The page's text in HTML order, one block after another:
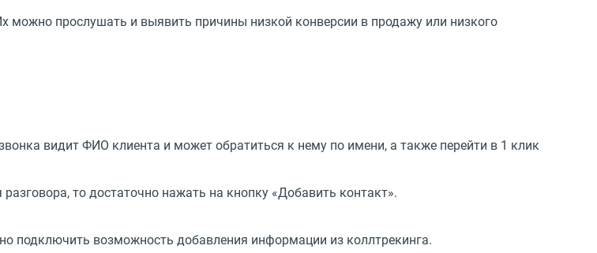
можно прослушать и выявить причины низкой конверсии в продажу или низкого
видит ФИО клиента и может обратиться к нему по имени, а также перейти в 1 клик
то достаточно нажать на кнопку «Добавить контакт».
подключить возможность добавления информации из коллтрекинга.